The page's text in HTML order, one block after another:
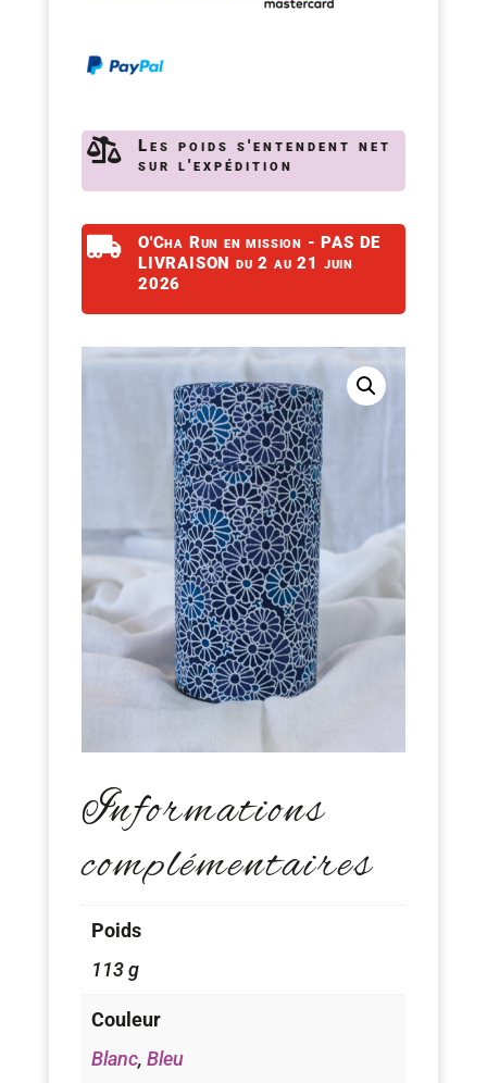

Les poids s'entendent net
sur l'expédition

O'Cha Run en mission - PAS DE
LIVRAISON du 2 au 21 juin
2026
Informations
complémentaires
Poids
113 g
Couleur
Blanc, Bleu